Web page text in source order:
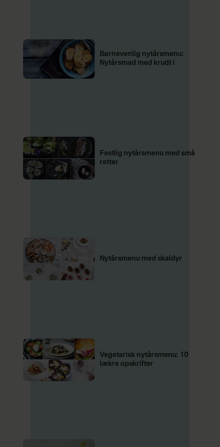
Børnevenlig nytårsmenu:
Nytårsmad med krudt i
Festlig nytårsmenu med små
retter
Nytårsmenu med skaldyr
Vegetarisk nytårsmenu: 10
lækre opskrifter